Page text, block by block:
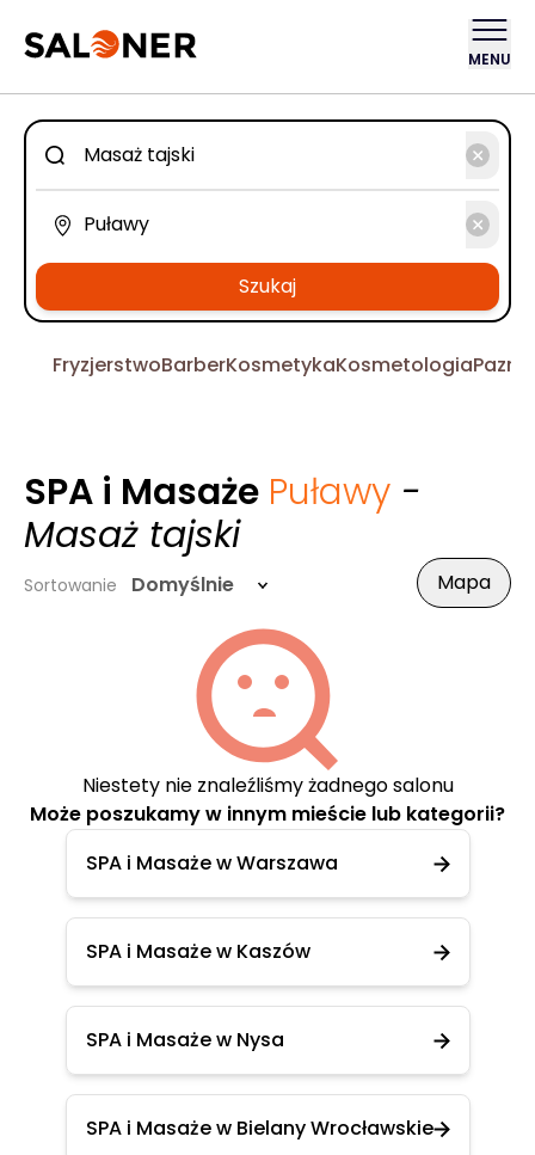
MENU
Szukaj
FryzjerstwoBarberKosmetykaKosmetologia
SPA i Masaże Puławy -
Masaż tajski
Sortowanie Domyślnie Mapa
Niestety nie znaleźliśmy żadnego salonu
Może poszukamy w innym mieście lub kategorii?
SPA i Masaże w Warszawa
SPA i Masaże w Kaszów
SPA i Masaże w Nysa
SPA i Masaże w Bielany Wrocławskie